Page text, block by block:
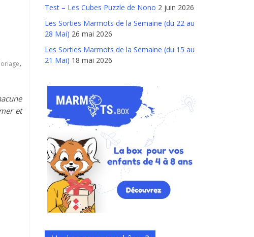
,
et
Test – Les Cubes Puzzle de Nono 2 juin 2026
Les Sorties Marmots de la Semaine (du 22 au
28 Mai) 26 mai 2026
Les Sorties Marmots de la Semaine (du 15 au
21 Mai) 18 mai 2026